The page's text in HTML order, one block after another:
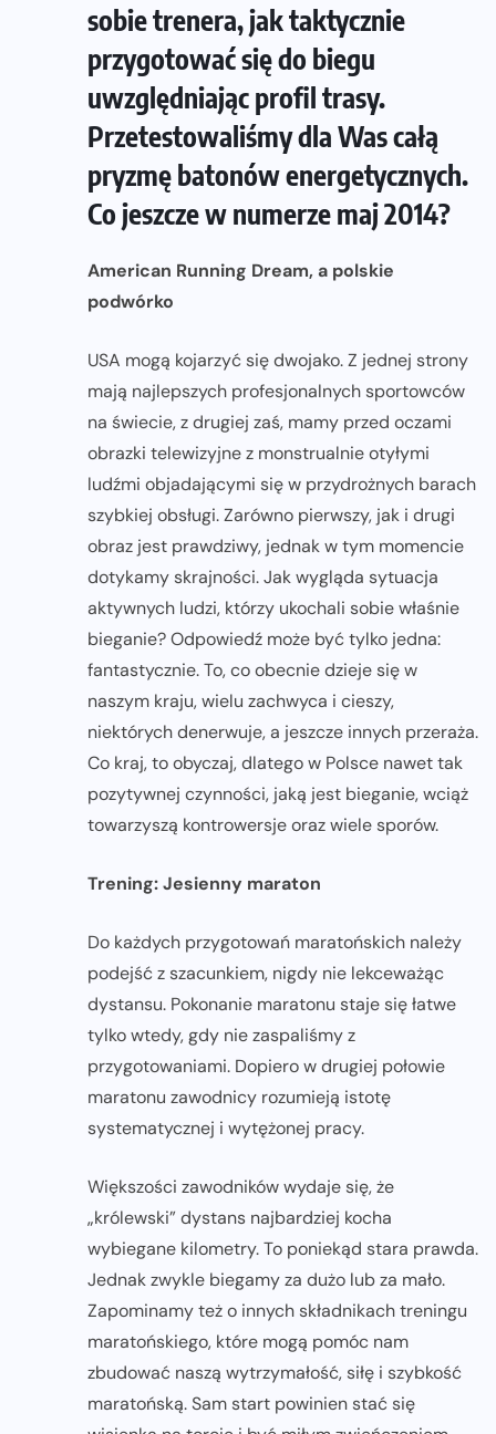
sobie trenera, jak taktycznie
przygotować się do biegu
uwzględniając profil trasy.
Przetestowaliśmy dla Was całą
pryzmę batonów energetycznych.
Co jeszcze w numerze maj 2014?
American Running Dream, a polskie
podwórko
USA mogą kojarzyć się dwojako. Z jednej strony
mają najlepszych profesjonalnych sportowców
na świecie, z drugiej zaś, mamy przed oczami
obrazki telewizyjne z monstrualnie otyłymi
ludźmi objadającymi się w przydrożnych barach
szybkiej obsługi. Zarówno pierwszy, jak i drugi
obraz jest prawdziwy, jednak w tym momencie
dotykamy skrajności. Jak wygląda sytuacja
aktywnych ludzi, którzy ukochali sobie właśnie
bieganie? Odpowiedź może być tylko jedna:
fantastycznie. To, co obecnie dzieje się w
naszym kraju, wielu zachwyca i cieszy,
niektórych denerwuje, a jeszcze innych przeraża.
Co kraj, to obyczaj, dlatego w Polsce nawet tak
pozytywnej czynności, jaką jest bieganie, wciąż
towarzyszą kontrowersje oraz wiele sporów.
Trening: Jesienny maraton
Do każdych przygotowań maratońskich należy
podejść z szacunkiem, nigdy nie lekceważąc
dystansu. Pokonanie maratonu staje się łatwe
tylko wtedy, gdy nie zaspaliśmy z
przygotowaniami. Dopiero w drugiej połowie
maratonu zawodnicy rozumieją istotę
systematycznej i wytężonej pracy.
Większości zawodników wydaje się, że
„królewski” dystans najbardziej kocha
wybiegane kilometry. To poniekąd stara prawda.
Jednak zwykle biegamy za dużo lub za mało.
Zapominamy też o innych składnikach treningu
maratońskiego, które mogą pomóc nam
zbudować naszą wytrzymałość, siłę i szybkość
maratońską. Sam start powinien stać się